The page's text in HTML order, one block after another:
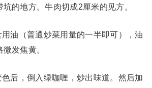
的地方。牛肉切成2厘米的见方。
油（普通炒菜用量的一半即可），油
发焦黄。
后，倒入绿咖喱，炒出味道。然后加